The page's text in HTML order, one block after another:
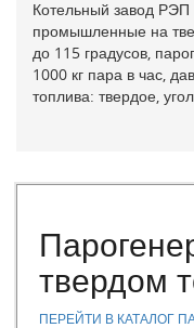
Котел для частной
Котел
Котел
Котел
Котлы
установки
отопительной
Парогенератор
Котельный завод РЭП
промышленные на
до 115 градусов,
1000 кг пара в час,
топлива: твердое,
твердом
ПЕРЕЙТИ В КАТАЛОГ